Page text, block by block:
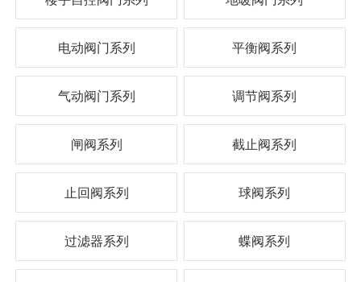
电动阀门系列 平衡阀系列
气动阀门系列 调节阀系列
闸阀系列 截止阀系列
止回阀系列 球阀系列
过滤器系列 蝶阀系列